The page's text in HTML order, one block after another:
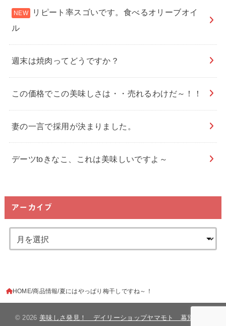
リピート率スゴいです。食べるオリーブオイ
ル
週末は焼肉ってどうですか？
この価格でこの美味しさは・・売れるわけだ～！！
妻の一言で採用が決まりました。
デーツtoきなこ、これは美味しいですよ～
アーカイブ
HOME 商品情報 夏にはやっぱり梅干しですね～！
© 2026 美味しさ発見！ デイリーショップヤマモト 幕別町